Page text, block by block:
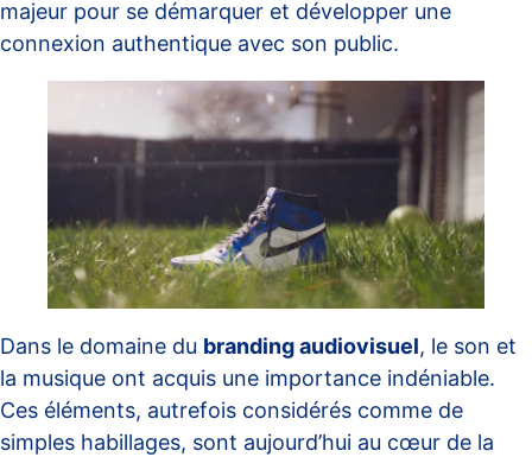
majeur pour se démarquer et développer une
connexion authentique avec son public.
Dans le domaine du branding audiovisuel, le son et
la musique ont acquis une importance indéniable.
Ces éléments, autrefois considérés comme de
simples habillages, sont aujourd’hui au cœur de la